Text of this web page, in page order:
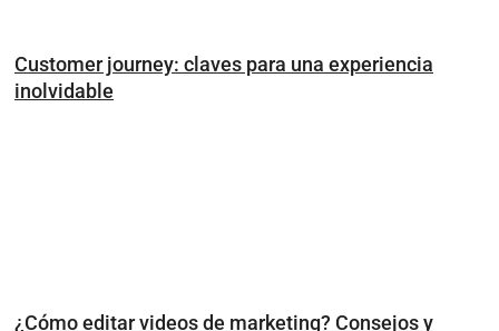
Customer journey: claves para una experiencia
inolvidable
¿Cómo editar videos de marketing? Consejos y